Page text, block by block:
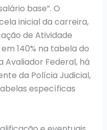
base”. O
inicial da carreira,
de Atividade
140% na tabela do
Avaliador Federal, há
da Polícia Judicial,
específicas